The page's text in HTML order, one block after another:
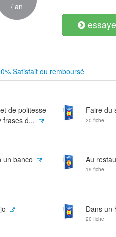
/ an
Satisfait ou remboursé
de politesse -
frases d...
Faire du
20 fiche
un banco Au
19 fiche
Dans un
20 fiche